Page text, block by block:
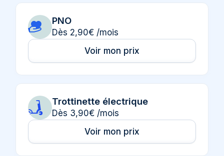
PNO
Dès 2,90€ /mois
Voir mon prix
Trottinette électrique
Dès 3,90€ /mois
Voir mon prix